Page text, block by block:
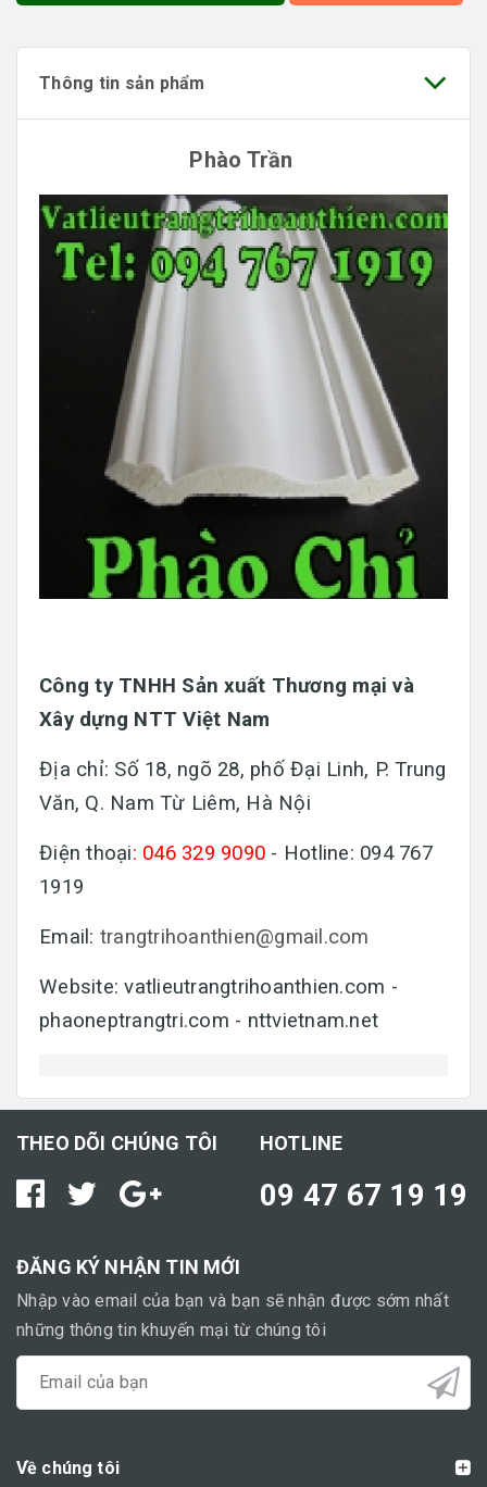
Thông tin sản phẩm
Phào Trần
Công ty TNHH Sản xuất Thương mại và
Xây dựng NTT Việt Nam
Địa chỉ: Số 18, ngõ 28, phố Đại Linh, P. Trung
Văn, Q. Nam Từ Liêm, Hà Nội
Điện thoại: 046 329 9090 - Hotline: 094 767
1919
Email: trangtrihoanthien@gmail.com
Website: vatlieutrangtrihoanthien.com -
phaoneptrangtri.com - nttvietnam.net
THEO DÕI CHÚNG TÔI HOTLINE
09 47 67 19 19
ĐĂNG KÝ NHẬN TIN MỚI
Nhập vào email của bạn và bạn sẽ nhận được sớm nhất
những thông tin khuyến mại từ chúng tôi
Về chúng tôi